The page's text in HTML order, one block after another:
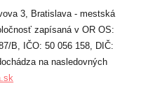
3, Bratislava - mestská
zapísaná v OR OS:
B, IČO: 50 056 158, DIČ:
na nasledovných